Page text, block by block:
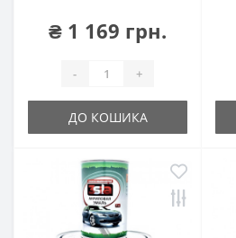
₴ 1 169 грн.
- +
ДО КОШИКА